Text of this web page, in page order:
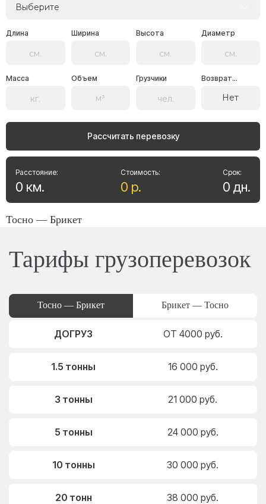
Выберите
Длина Ширина Высота Диаметр
Масса Объем Грузчики Возврат...
Нет
Рассчитать перевозку
Стоимость:
0 р.
Расстояние:
0 км.
Срок:
0 дн.
Тосно — Брикет
Тарифы грузоперевозок
Тосно — Брикет Брикет — Тосно
ДОГРУЗ ОТ 4000 руб.
1.5 тонны 16 000 руб.
3 тонны 21 000 руб.
5 тонны 24 000 руб.
10 тонны 30 000 руб.
20 тонн 38 000 руб.